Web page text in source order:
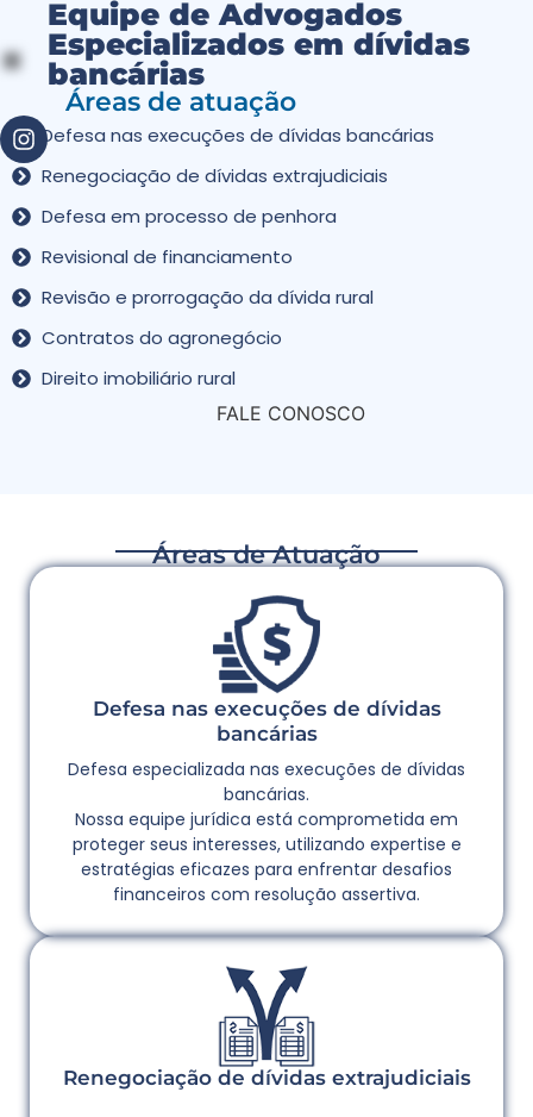
Equipe de Advogados
Especializados em dívidas
bancárias
Áreas de atuação
Defesa nas execuções de dívidas bancárias
Renegociação de dívidas extrajudiciais
Defesa em processo de penhora
Revisional de financiamento
Revisão e prorrogação da dívida rural
Contratos do agronegócio
Direito imobiliário rural
FALE CONOSCO
Áreas de Atuação
Defesa nas execuções de dívidas
bancárias
Defesa especializada nas execuções de dívidas
bancárias.
Nossa equipe jurídica está comprometida em
proteger seus interesses, utilizando expertise e
estratégias eficazes para enfrentar desafios
financeiros com resolução assertiva.
Renegociação de dívidas extrajudiciais